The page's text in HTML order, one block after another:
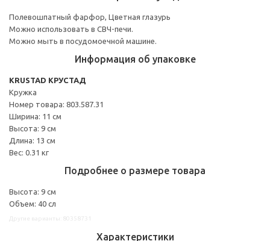
Полевошпатный фарфор, Цветная глазурь
Можно использовать в СВЧ-печи.
Можно мыть в посудомоечной машине.
Информация об упаковке
KRUSTAD КРУСТАД
Кружка
Номер товара: 803.587.31
Ширина: 11 см
Высота: 9 см
Длина: 13 см
Вес: 0.31 кг
Подробнее о размере товара
Высота: 9 см
Объем: 40 сл
Характеристики